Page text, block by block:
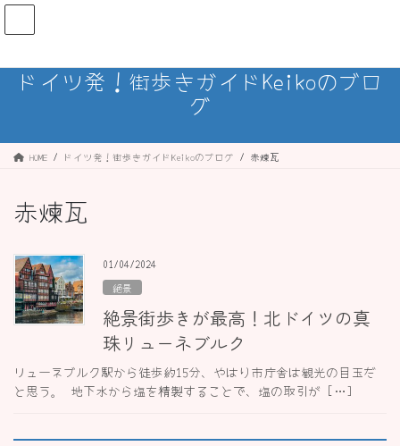
コ
ン
キ
ナ
ー
に
ドイツ発！街歩きガイドKeikoのブロ
グ
HOME ドイツ発！街歩きガイドKeikoのブログ 赤煉瓦
赤煉瓦
01/04/2024
絶景
絶景街歩きが最高！北ドイツの真
珠リューネブルク
リューネブルク駅から徒歩約15分、やはり市庁舎は観光の目玉だ
と思う。 地下水から塩を精製することで、塩の取引が […]